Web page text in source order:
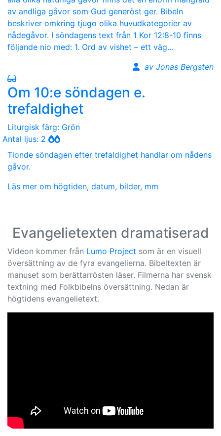
av andliga gåvor som Gud generöst ger. Bibeln
beskriver omkring tjugo olika huvudkategorier av
nådegåvor. I söndagens text från 1 Kor 12:8-10 finns
följande nio med: 1. Ord av vishet – ett väg...
av Jonas Bergsten
Om 10:e söndagen e.
trefaldighet
Liturgisk färg: Grön
Antal ljus: 2
Tionde söndagen efter trefaldighet handlar om nådens
gåvor.
Läs mer om högtiden, datum, bilder, mm
Evangelietexten dramatiserad
Videon kommer från Lumo Project som är en visuell
översättning av de fyra evangelierna. Bibeltexten är
manuset som berättarrösten läser. Filmerna har svensk
textning med Folkbibelns översättning. Nedan är
högtidens evangelietext.